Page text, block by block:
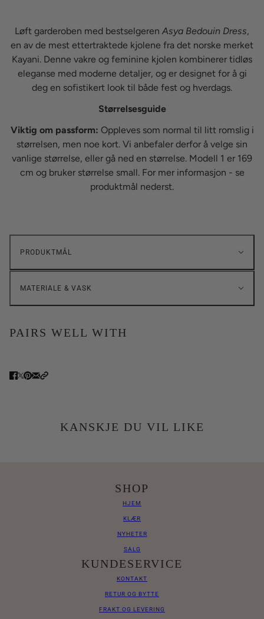
Løft garderoben med bestselgeren Asya Bedouin Dress,
en av de mest ettertraktede kjolene fra det norske merket
Kayani. Denne vakre og feminine kjolen kombinerer tidløs
eleganse med moderne detaljer, og er designet for å gi
deg en sofistikert look til både fest og hverdags.
Størrelsesguide
Viktig om passform: Oppleves som normal til litt romslig i
størrelsen, men noe kort. Vi anbefaler derfor å velge sin
vanlige størrelse, eller gå ned en størrelse. Modell 1 er 169
cm og bruker størrelse small. For mer informasjon - se
produktmål nederst.
PRODUKTMÅL
MATERIALE & VASK
PAIRS WELL WITH
KANSKJE DU VIL LIKE
SHOP
HJEM
KLÆR
NYHETER
SALG
KUNDESERVICE
KONTAKT
RETUR OG BYTTE
FRAKT OG LEVERING